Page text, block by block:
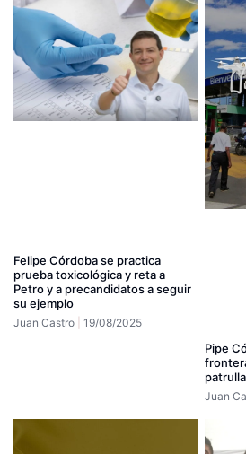
Felipe Córdoba se practica
prueba toxicológica y reta a
Petro y a precandidatos a seguir
su ejemplo
Juan Castro 19/08/2025
Pipe
Juan